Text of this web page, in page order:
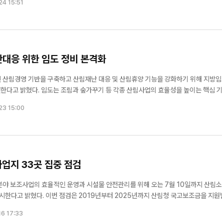
와 지역기업 경쟁력 강화를 목표로 한다. 이번...
15:51
응 위한 임도 정비 본격화
림경영 기반을 구축하고 산림재난 대응 및 산림휴양 기능을 강화하기 위해 지방
업의 효율성을 높이는 핵심 기반시
하고 ...
15:00
지 33곳 집중 점검
보조사업의 효율적인 운영과 시설물 안전관리를 위해 오는 7월 10일까지 산림
까지 산림청 국고보조금을 지원받은
. 군은 보조사업 시설과 장비의 적...
17:33